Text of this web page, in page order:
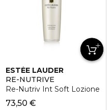
Refill
ESTÉE LAUDER
RE-NUTRIVE
Re-Nutriv Int Soft Lozione
73,50 €